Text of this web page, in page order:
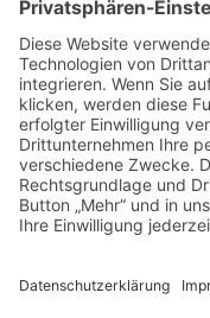
Telefon:+49 (0)5403
kontakt_at_
Berger, Perk & Partner
Konzept und
Charlottenburger Ring 12 •